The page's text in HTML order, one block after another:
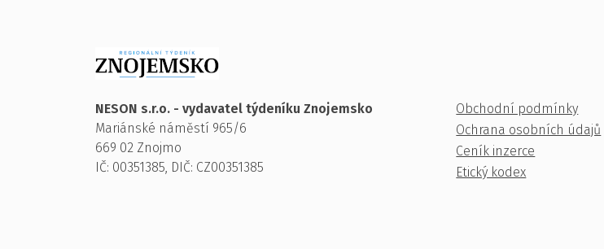
NESON s.r.o. - vydavatel týdeníku Znojemsko
Mariánské náměstí 965/6
669 02 Znojmo
IČ: 00351385, DIČ: CZ00351385
Obchodní podmínky
Ochrana osobních údajů
Ceník inzerce
Etický kodex